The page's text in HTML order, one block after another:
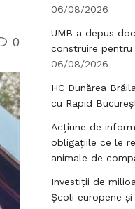
0
06/08/2026
UMB a depus
construire pentru
06/08/2026
HC Dunărea
cu Rapid
Acțiune de
obligațiile ce le
animale de
Investiții de
Școli europene